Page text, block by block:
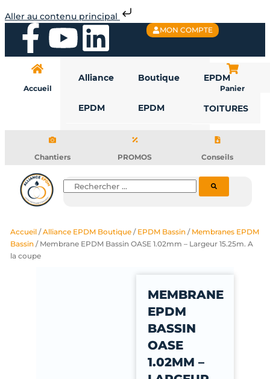
Aller au contenu principal
au
contenuF
a
c
b
o
o
k
Y
o
u
u
b
L
i
n
d
n
MON COMPTE
Accueil
Alliance
EPDM
Boutique
EPDM
EPDM
TOITURES
Panier
Chantiers PROMOS Conseils
Rechercher
Accueil/Alliance EPDM Boutique/ EPDM Bassin/ Membranes EPDM
Bassin/ Membrane EPDM Bassin OASE 1.02mm – Largeur 15.25m. A
la coupe
MEMBRANE
EPDM
BASSIN
OASE
1.02MM –